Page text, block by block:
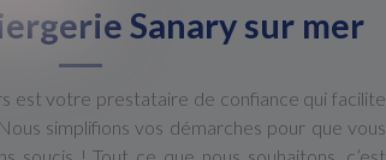
Sanary sur mer
est votre prestataire de confiance qui facilite
simplifions vos démarches pour que vous